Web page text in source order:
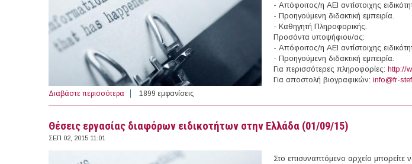
- Απόφοιτος/η ΑΕΙ αντίστοιχης
- Προηγούμενη διδακτική εμπειρία.
- Καθηγητή Πληροφορικής.
Προσόντα υποψήφιου/ας:
- Απόφοιτος/η ΑΕΙ αντίστοιχης
- Προηγούμενη διδακτική εμπειρία.
Για περισσότερες πληροφορίες: http://
Για αποστολή βιογραφικών: info@fr-
Διαβάστε περισσότερα για Καθηγητής Χημείας και Καθηγητής Πληροφορικής στο φροντιστήριο μέσης
1899 εμφανίσεις
Θέσεις εργασίας διαφόρων ειδικοτήτων στην Ελλάδα (01/09/15)
ΣΕΠ 02, 2015 11:01
Στο επισυναπτόμενο αρχείο μπορείτε